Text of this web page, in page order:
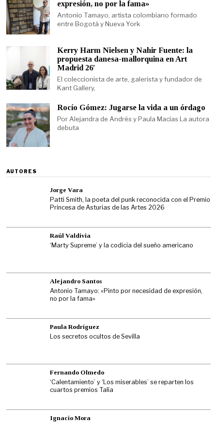
expresión, no por la fama»
Antonio Tamayo, artista colombiano formado
entre Bogotá y Nueva York
Kerry Harm Nielsen y Nahir Fuente: la
propuesta danesa-mallorquina en Art
Madrid 26′
El coleccionista de arte, galerista y fundador de
Kant Gallery,
Rocío Gómez: Jugarse la vida a un órdago
Por Alejandra de Andrés y Paula Macías La autora
debuta
AUTORES
Jorge Vara
Patti Smith, la poeta del punk reconocida con el Premio
Princesa de Asturias de las Artes 2026
Raúl Valdivia
‘Marty Supreme’ y la codicia del sueño americano
Alejandro Santos
Antonio Tamayo: «Pinto por necesidad de expresión,
no por la fama»
Paula Rodríguez
Los secretos ocultos de Sevilla
Fernando Olmedo
‘Calentamiento’ y ‘Los miserables’ se reparten los
cuartos premios Talía
Ignacio Mora